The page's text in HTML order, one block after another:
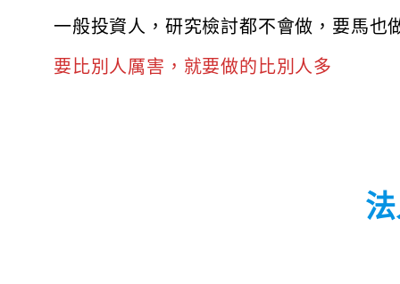
一般投資人，研究檢討都不會做，要馬也
要比別人厲害，就要做的比別人多